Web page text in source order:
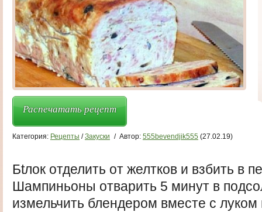
Распечатать рецепт
Категория: Рецепты /Закуски / Автор: 555bevendjik555 (27.02.19)
Бtлок отделить от желтков и взбить в
Шампиньоны отварить 5 минут в
измельчить блендером вместе с